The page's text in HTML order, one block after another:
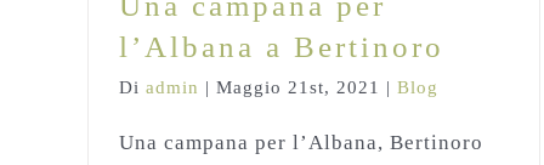
l’Albana a Bertinoro
Di admin | Maggio 21st, 2021 | Blog
Una campana per l’Albana, Bertinoro